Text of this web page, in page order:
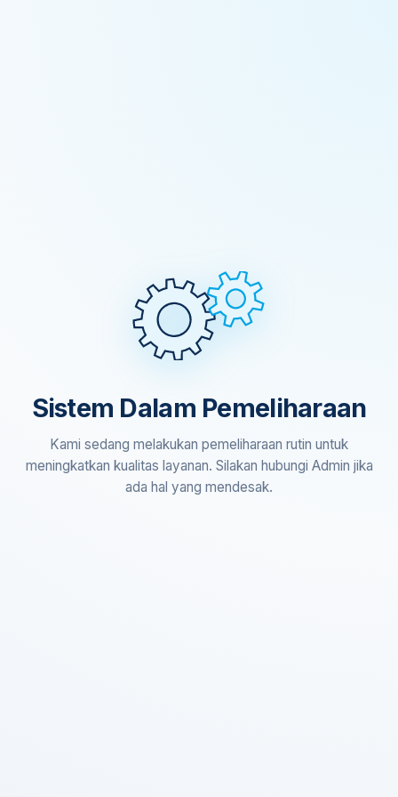
Sistem Dalam Pemeliharaan
Kami sedang melakukan pemeliharaan rutin untuk
meningkatkan kualitas layanan. Silakan hubungi Admin jika
ada hal yang mendesak.